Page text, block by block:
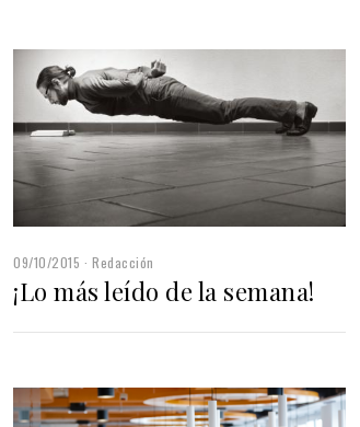
09/10/2015 Redacción
¡Lo más leído de la semana!